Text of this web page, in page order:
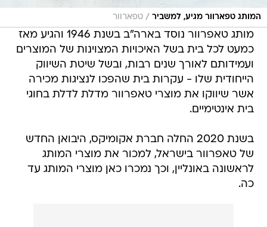
המותג טפארוור מגיע, למשביר / טפארוור
מותג טאפרוור נוסד בארה"ב בשנת 1946 והגיע מאז
כמעט לכל בית בשל האיכויות המצוינות של המוצרים
ועמידותם לאורך שנים רבות, ובשל שיטת השיווק
הייחודית שלו - עקרות בית שהפכו לנציגות מכירה
אשר שיווקו את מוצרי טאפרוור מדלת לדלת בחוגי
בית אינטימיים.
בשנת 2020 החלה חברת אקומיקס, היבואן החדש
של טאפרוור בישראל, למכור את מוצרי המותג
לראשונה באונליין, וכך נמכרו כאן מוצרי המותג עד
כה.